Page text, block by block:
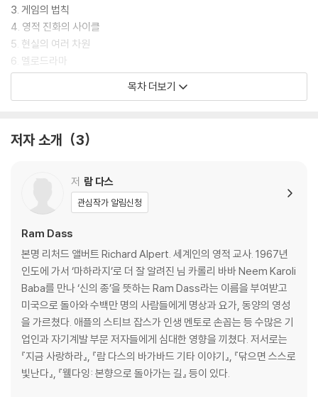
3. 게임의 법칙
4. 영적 진화의 사이클
5. 현실의 여러 차원
6. 멜로드라마
7. 전통과 계보
11. 내가 특별한 존재라는 환상
13. 방법, 그리고 그 너머
14. 신, 그리고 그 너머
15. Q & A
목차 더보기
저자 소개 3
저 람 다스
관심작가 알림신청
Ram Dass
본명 리처드 앨버트 Richard Alpert. 세계인의 영적 교사. 1967년
인도에 가서 ‘마하라지’로 더 잘 알려진 님 카롤리 바바 Neem Karoli
Baba를 만나 ‘신의 종’을 뜻하는 Ram Dass라는 이름을 부여받고
미국으로 돌아와 수백만 명의 사람들에게 명상과 요가, 동양의 영성
을 가르쳤다. 애플의 스티브 잡스가 인생 멘토로 손꼽는 등 수많은 기
업인과 자기계발 부문 저자들에게 심대한 영향을 끼쳤다. 저서로는
『지금 사랑하라』, 『람 다스의 바가바드 기타 이야기』, 『닦으면 스스로
빛난다』, 『웰다잉: 본향으로 돌아가는 길』 등이 있다.